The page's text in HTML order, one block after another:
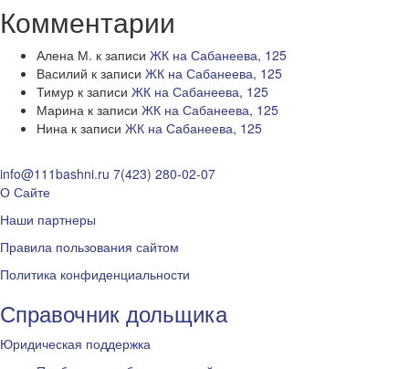
Комментарии
Алена М. к записи ЖК на Сабанеева, 125
Василий к записи ЖК на Сабанеева, 125
Тимур к записи ЖК на Сабанеева, 125
Марина к записи ЖК на Сабанеева, 125
Нина к записи ЖК на Сабанеева, 125
info@111bashni.ru 7(423) 280-02-07
О Сайте
Наши партнеры
Правила пользования сайтом
Политика конфиденциальности
Справочник дольщика
Юридическая поддержка